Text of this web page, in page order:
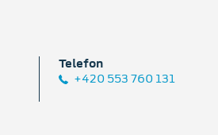
Telefon
+420 553 760 131